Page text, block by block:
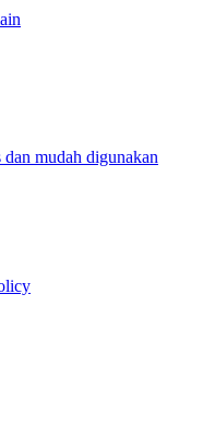
mudah digunakan